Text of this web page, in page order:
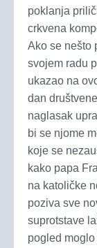
poklanja
crkvena
Ako se nešto
svojem radu
ukazao na
dan
naglasak
bi se njome
koje se
kako papa
na katoličke
poziva sve
suprotstave
pogled